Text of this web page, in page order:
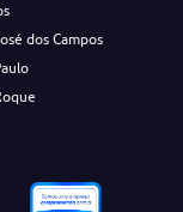
dos Campos